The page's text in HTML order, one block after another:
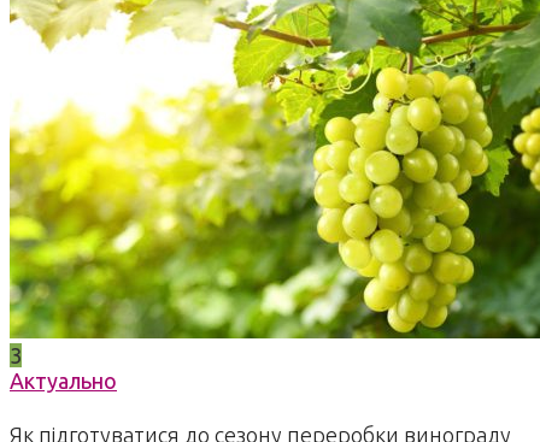
3
Актуально
Як підготуватися до сезону переробки винограду